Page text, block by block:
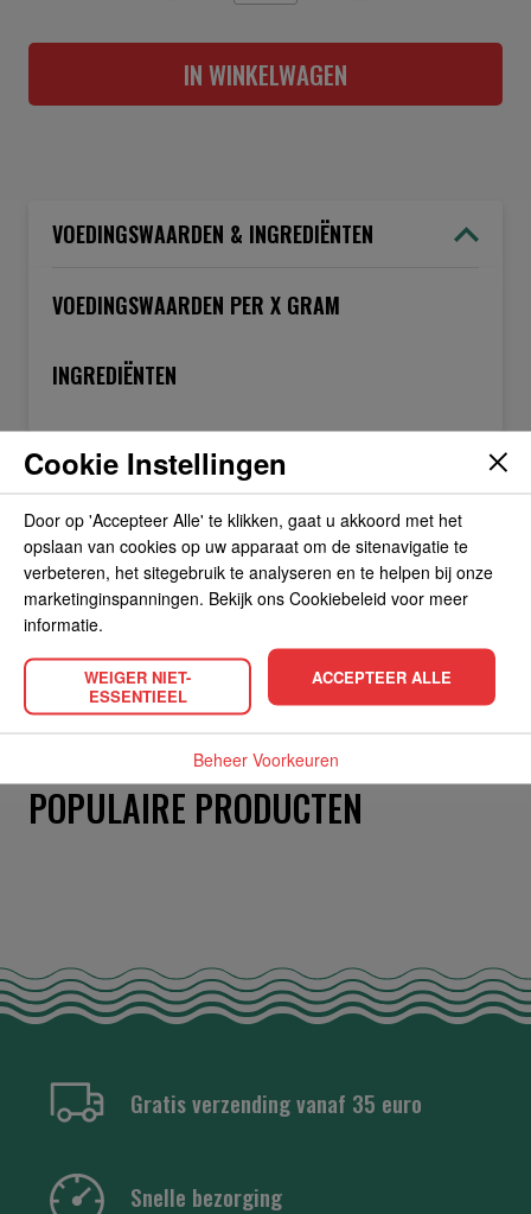
IN WINKELWAGEN
VOEDINGSWAARDEN & INGREDIËNTEN
VOEDINGSWAARDEN PER X GRAM
INGREDIËNTEN
OVER DE FABRIKANT
ALLERGIEËN
OVERIGE INFORMATIE
POPULAIRE PRODUCTEN
Gratis verzending vanaf 35 euro
Snelle bezorging
Cookie Instellingen
Door op 'Accepteer Alle' te klikken, gaat u akkoord met het
opslaan van cookies op uw apparaat om de sitenavigatie te
verbeteren, het sitegebruik te analyseren en te helpen bij onze
marketinginspanningen. Bekijk ons Cookiebeleid voor meer
informatie.
WEIGER NIET-
ESSENTIEEL
ACCEPTEER ALLE
Beheer Voorkeuren